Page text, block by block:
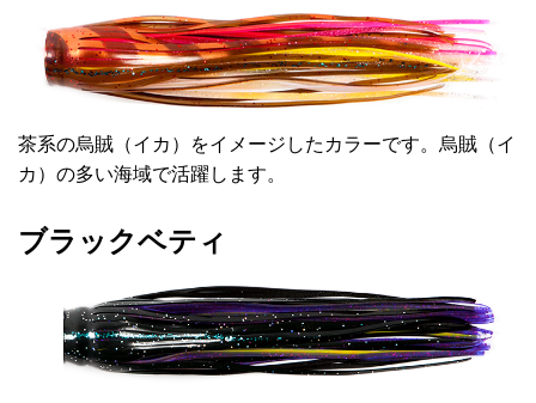
茶系の烏賊（イカ）をイメージしたカラーです。烏賊（イ
カ）の多い海域で活躍します。
ブラックベティ